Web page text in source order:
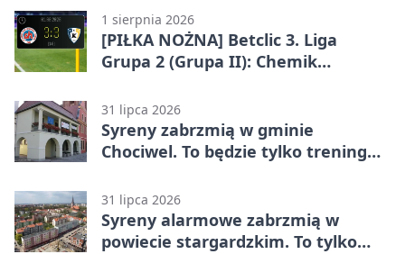
1 sierpnia 2026
[PIŁKA NOŻNA] Betclic 3. Liga
Grupa 2 (Grupa II): Chemik
Stargard 3:3
31 lipca 2026
Syreny zabrzmią w gminie
Chociwel. To będzie tylko trening
31 lipca 2026
Syreny alarmowe zabrzmią w
powiecie stargardzkim. To tylko